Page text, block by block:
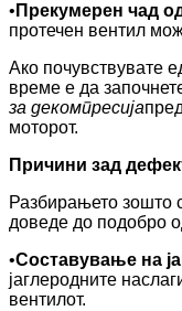
• Прекумерен чад
протечен вентил
Ако почувствувате
време е да
за декомпресија
моторот.
Причини зад
Разбирањето зошто
доведе до подобро
•Составување на
јаглеродните
вентилот.